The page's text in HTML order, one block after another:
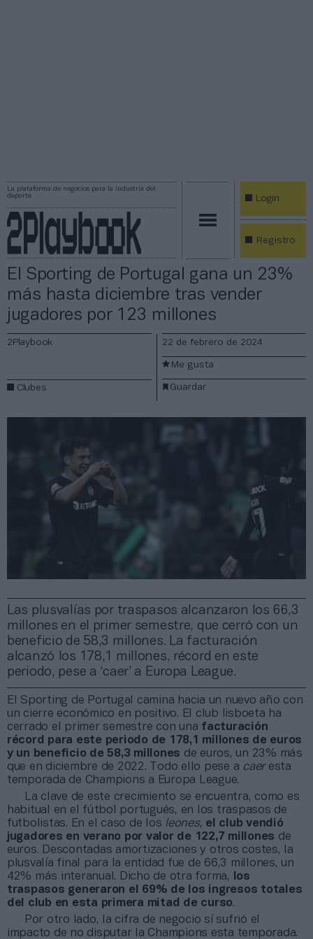
La plataforma de negocios para la industria del
deporte
Login
Registro
El Sporting de Portugal gana un 23%
más hasta diciembre tras vender
jugadores por 123 millones
Las plusvalías por traspasos alcanzaron los 66,3
millones en el primer semestre, que cerró con un
beneficio de 58,3 millones. La facturación
alcanzó los 178,1 millones, récord en este
periodo, pese a ‘caer’ a Europa League.
2Playbook
Clubes
22 de febrero de 2024
Guardar
Me gusta
El Sporting de Portugal camina hacia un nuevo año con
un cierre económico en positivo. El club lisboeta ha
cerrado el primer semestre con una facturación
récord para este periodo de 178,1 millones de euros
y un beneficio de 58,3 millones de euros, un 23% más
que en diciembre de 2022. Todo ello pese a caeresta
temporada de Champions a Europa League.
La clave de este crecimiento se encuentra, como es
habitual en el fútbol portugués, en los traspasos de
futbolistas. En el caso de los leones, el club vendió
jugadores en verano por valor de 122,7 millones de
euros. Descontadas amortizaciones y otros costes, la
plusvalía final para la entidad fue de 66,3 millones, un
42% más interanual. Dicho de otra forma,
los
traspasos generaron el 69% de los ingresos totales
del club en esta primera mitad de curso.
Por otro lado, la cifra de negocio sí sufrió el
impacto de no disputar la Champions esta temporada.